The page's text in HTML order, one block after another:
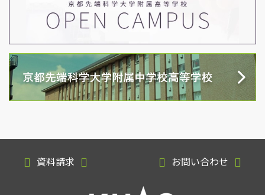
資料請求 お問い合わせ